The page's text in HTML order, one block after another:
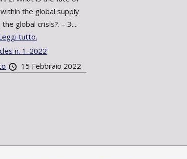
the global supply
global crisis?. – 3....
tutto.
n. 1-2022
15 Febbraio 2022